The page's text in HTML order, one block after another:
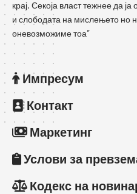
крај. Секоја власт тежнее да
и слободата на мислењето но
оневозможиме тоа”
Импресум
Контакт
Маркетинг
Услови за
Кодекс на